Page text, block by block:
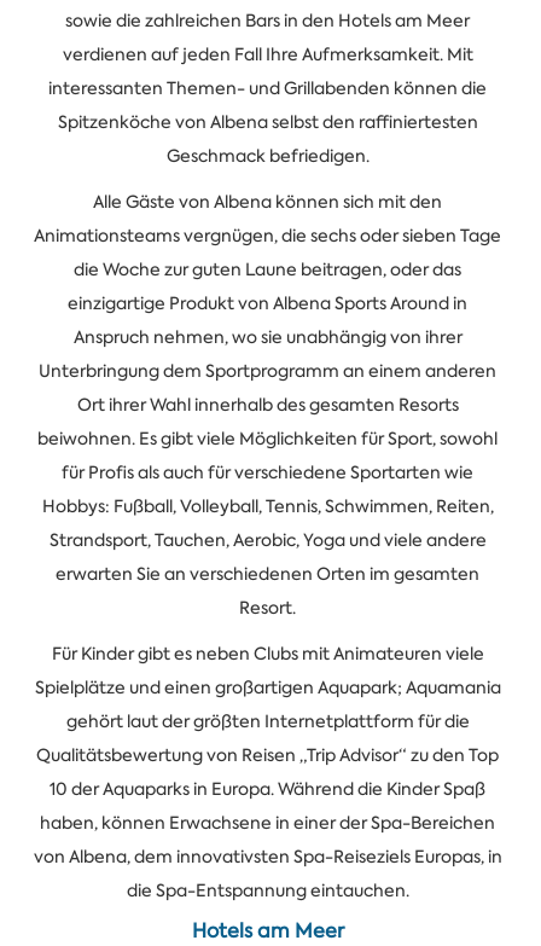
sowie die zahlreichen Bars in den Hotels am Meer
verdienen auf jeden Fall Ihre Aufmerksamkeit. Mit
interessanten Themen- und Grillabenden können die
Spitzenköche von Albena selbst den raffiniertesten
Geschmack befriedigen.
Alle Gäste von Albena können sich mit den
Animationsteams vergnügen, die sechs oder sieben Tage
die Woche zur guten Laune beitragen, oder das
einzigartige Produkt von Albena Sports Around in
Anspruch nehmen, wo sie unabhängig von ihrer
Unterbringung dem Sportprogramm an einem anderen
Ort ihrer Wahl innerhalb des gesamten Resorts
beiwohnen. Es gibt viele Möglichkeiten für Sport, sowohl
für Profis als auch für verschiedene Sportarten wie
Hobbys: Fußball, Volleyball, Tennis, Schwimmen, Reiten,
Strandsport, Tauchen, Aerobic, Yoga und viele andere
erwarten Sie an verschiedenen Orten im gesamten
Resort.
Für Kinder gibt es neben Clubs mit Animateuren viele
Spielplätze und einen großartigen Aquapark; Aquamania
gehört laut der größten Internetplattform für die
Qualitätsbewertung von Reisen „Trip Advisor“ zu den Top
10 der Aquaparks in Europa. Während die Kinder Spaß
haben, können Erwachsene in einer der Spa-Bereichen
von Albena, dem innovativsten Spa-Reiseziels Europas, in
die Spa-Entspannung eintauchen.
Hotels am Meer